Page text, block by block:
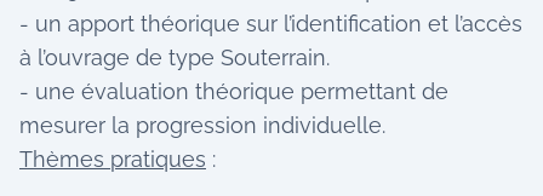
- un apport théorique sur l’identification et l’accès
à l’ouvrage de type Souterrain.
- une évaluation théorique permettant de
mesurer la progression individuelle.
Thèmes pratiques :